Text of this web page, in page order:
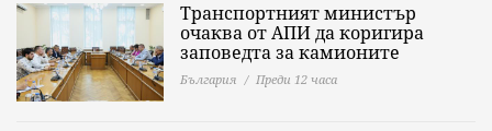
Транспортният министър
очаква от АПИ да коригира
заповедта за камионите
България Преди 12 часа